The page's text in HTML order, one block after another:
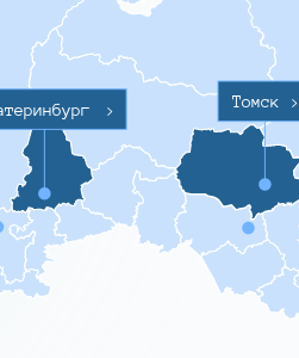
> Томск >